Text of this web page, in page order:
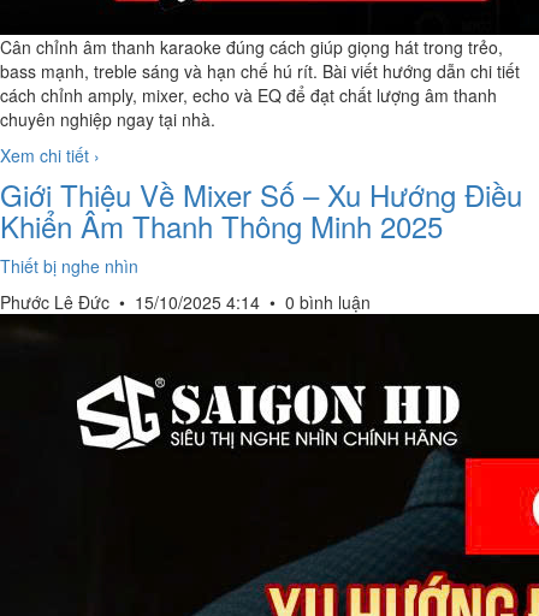
Cân chỉnh âm thanh karaoke đúng cách giúp giọng hát trong trẻo,
bass mạnh, treble sáng và hạn chế hú rít. Bài viết hướng dẫn chi tiết
cách chỉnh amply, mixer, echo và EQ để đạt chất lượng âm thanh
chuyên nghiệp ngay tại nhà.
Xem chi tiết ›
Giới Thiệu Về Mixer Số – Xu Hướng Điều
Khiển Âm Thanh Thông Minh 2025
Thiết bị nghe nhìn
Phước Lê Đức • 15/10/2025 4:14 • 0 bình luận